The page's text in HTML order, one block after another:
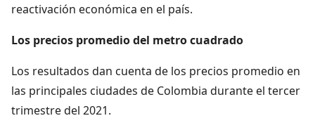
reactivación económica en el país.
Los precios promedio del metro cuadrado
Los resultados dan cuenta de los precios promedio en
las principales ciudades de Colombia durante el tercer
trimestre del 2021.